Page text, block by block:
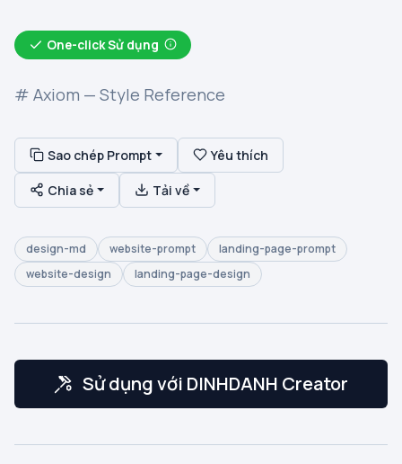
One-click Sử dụng
# Axiom — Style Reference
Sao chép Prompt Yêu thích
Chia sẻ Tải về
design-md website-prompt
landing-page-prompt
website-design
landing-page-design
Sử dụng với DINHDANH Creator